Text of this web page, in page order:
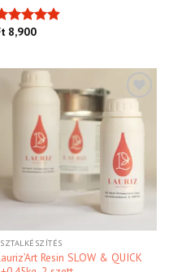
8,900
Kedvencekhez
Resin SLOW & QUICK